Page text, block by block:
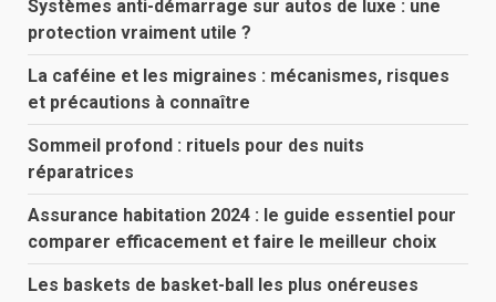
Systèmes anti-démarrage sur autos de luxe : une
protection vraiment utile ?
La caféine et les migraines : mécanismes, risques
et précautions à connaître
Sommeil profond : rituels pour des nuits
réparatrices
Assurance habitation 2024 : le guide essentiel pour
comparer efficacement et faire le meilleur choix
Les baskets de basket-ball les plus onéreuses